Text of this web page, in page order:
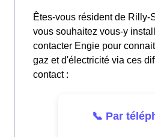
Êtes-vous résident de Rilly-
vous souhaitez vous-y
contacter Engie pour
gaz et d'électricité via ces
contact :
📞 Par